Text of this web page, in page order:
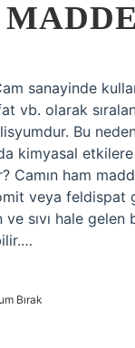
sanayinde
vb. olarak
Bu
kimyasal
Camın ham
veya feldispat
ve sıvı hale
Bırak